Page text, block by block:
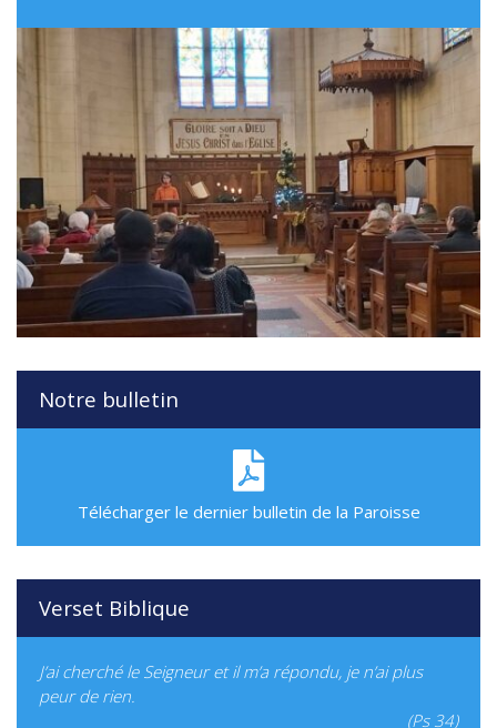
Notre bulletin
Télécharger le dernier bulletin de la Paroisse
Verset Biblique
J’ai cherché le Seigneur et il m’a répondu, je n’ai plus
peur de rien.
(Ps 34)